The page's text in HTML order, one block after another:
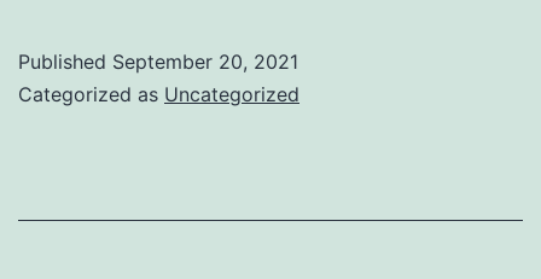
Published September 20, 2021
Categorized as Uncategorized